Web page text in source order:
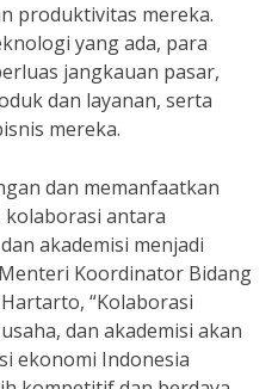
produktivitas mereka.
yang ada, para
jangkauan pasar,
dan layanan, serta
mereka.
dan memanfaatkan
kolaborasi antara
akademisi menjadi
Koordinator Bidang
“Kolaborasi
dan akademisi akan
ekonomi Indonesia